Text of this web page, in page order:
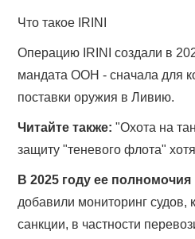
Что такое IRINI
Операцию IRINI создали в
мандата ООН - сначала для
поставки оружия в Ливию.
Читайте также: "Охота на
защиту "теневого флота"
В 2025 году ее
добавили мониторинг судов,
санкции, в частности